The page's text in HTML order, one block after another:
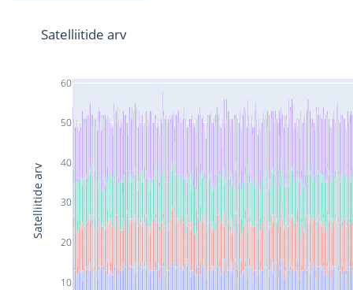
10
20
30
40
50
60
Satelliitide arv
Satelliitide arv